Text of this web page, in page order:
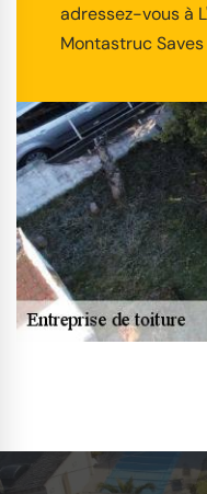
adressez-vous à
Montastruc Saves